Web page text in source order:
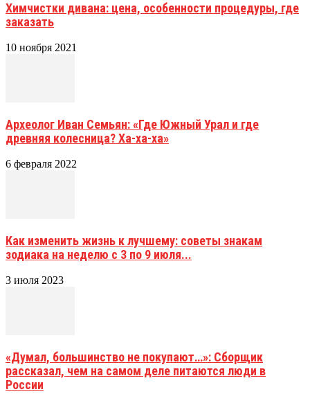
Химчистки дивана: цена, особенности процедуры, где
заказать
10 ноября 2021
Археолог Иван Семьян: «Где Южный Урал и где
древняя колесница? Ха-ха-ха»
6 февраля 2022
Как изменить жизнь к лучшему: советы знакам
зодиака на неделю с 3 по 9 июля...
3 июля 2023
«Думал, большинство не покупают…»: Сборщик
рассказал, чем на самом деле питаются люди в
России